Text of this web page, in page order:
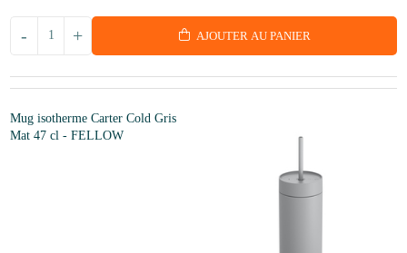
+
- AJOUTER AU PANIER
Mug isotherme Carter Cold Gris
Mat 47 cl - FELLOW